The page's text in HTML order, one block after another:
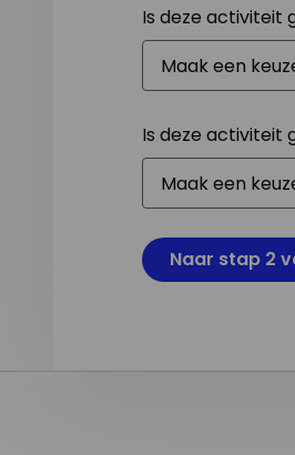
Is deze activiteit
Is deze activiteit